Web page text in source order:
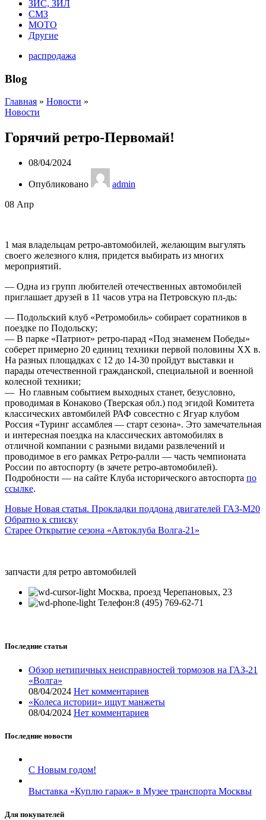
ЗИС, ЗИЛ
СМЗ
МОТО
Другие
распродажа
Blog
Главная » Новости »
Новости
Горячий ретро-Первомай!
08/04/2024
Опубликовано
admin
08 Апр
1 мая владельцам ретро-автомобилей, желающим выгулять
своего железного клня, придется выбирать из многих
мероприятий.
— Одна из групп любителей отечественных автомобилей
приглашает друзей в 11 часов утра на Петровскую пл-дь:
— Подольский клуб «Ретромобиль» собирает соратников в
поездке по Подольску;
— В парке «Патриот» ретро-парад «Под знаменем Победы»
соберет примерно 20 единиц техники первой половины ХХ в.
На разных площадках с 12 до 14-30 пройдут выставки и
парады отечественной гражданской, специальной и военной
колесной техники;
— Но главным событием выходных станет, безусловно,
проводимая в Конаково (Тверская обл.) под эгидой Комитета
классических автомбилей РАФ совсестно с Ягуар клубом
Россия «Туринг ассамблея — старт сезона». Это замечательная
и интересная поездка на классических автомобилях в
отличной компании с разными видами развлечений и
проводимое в его рамках Ретро-ралли — часть чемпионата
России по автоспорту (в зачете ретро-автомобилей).
Подробности — на сайте Клуба исторического автоспорта по
ссылке.
Новые Новая статья. Прокладки поддона двигателей ГАЗ-М20
Обратно к списку
Старее Открытие сезона «Автоклуба Волга-21»
запчасти для ретро автомобилей
Москва, проезд Черепановых, 23
Телефон:8 (495) 769-62-71
Последние статьи
Обзор нетипичных неисправностей тормозов на ГАЗ-21
«Волга»
08/04/2024 Нет комментариев
«Колеса истории» ищут манжеты
08/04/2024 Нет комментариев
Последние новости
С Новым годом!
Выставка «Куплю гараж» в Музее транспорта Москвы
Для покупателей